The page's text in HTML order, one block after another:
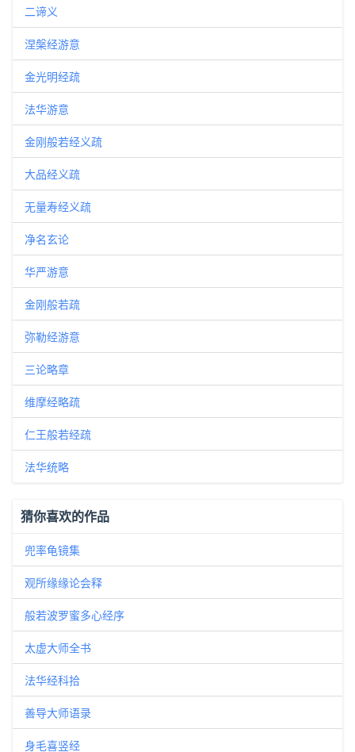
二谛义
涅槃经游意
金光明经疏
法华游意
金刚般若经义疏
大品经义疏
无量寿经义疏
净名玄论
华严游意
金刚般若疏
弥勒经游意
三论略章
维摩经略疏
仁王般若经疏
法华统略
猜你喜欢的作品
兜率龟镜集
观所缘缘论会释
般若波罗蜜多心经序
太虚大师全书
法华经科拾
善导大师语录
身毛喜竖经